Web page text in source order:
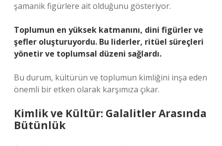
şamanik figürlere ait olduğunu gösteriyor.
Toplumun en yüksek katmanını, dini figürler ve
şefler oluşturuyordu. Bu liderler, ritüel süreçleri
yönetir ve toplumsal düzeni sağlardı.
Bu durum, kültürün ve toplumun kimliğini inşa eden
önemli bir etken olarak karşımıza çıkar.
Kimlik ve Kültür: Galalitler Arasında
Bütünlük